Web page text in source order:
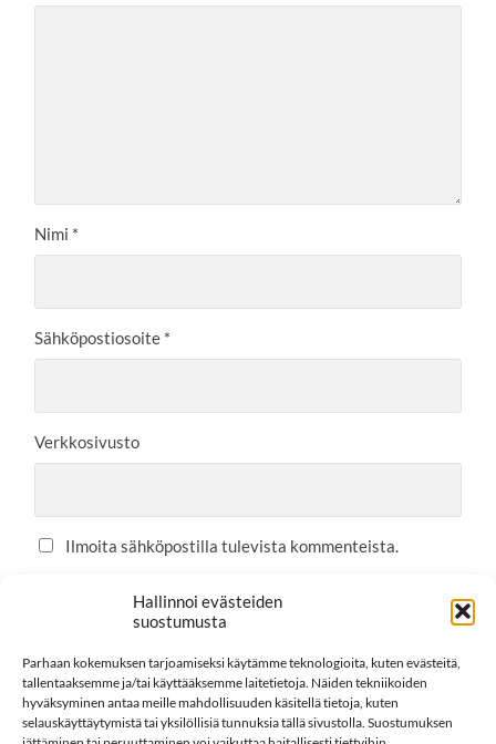
Hallinnoi evästeiden
suostumusta
Parhaan kokemuksen tarjoamiseksi käytämme teknologioita, kuten evästeitä,
tallentaaksemme ja/tai käyttääksemme laitetietoja. Näiden tekniikoiden
hyväksyminen antaa meille mahdollisuuden käsitellä tietoja, kuten
selauskäyttäytymistä tai yksilöllisiä tunnuksia tällä sivustolla. Suostumuksen
Nimi *
Sähköpostiosoite *
Verkkosivusto
Ilmoita sähköpostilla tulevista kommenteista.
This site uses Akismet to reduce spam.Learn how your
comment data is processed.